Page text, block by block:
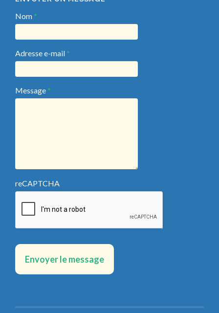
Nom *
Adresse e-mail *
Message *
reCAPTCHA